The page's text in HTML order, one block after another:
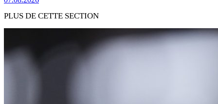
PLUS DE CETTE SECTION